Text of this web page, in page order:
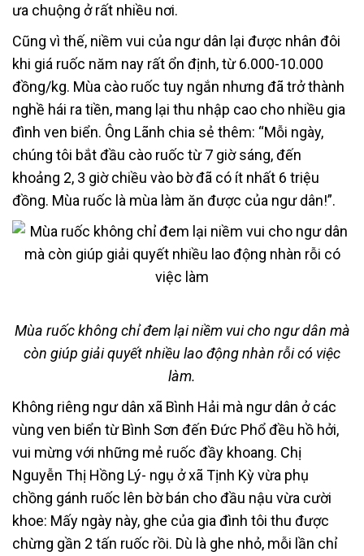
ưa chuộng ở rất nhiều nơi.
Cũng vì thế, niềm vui của ngư dân lại được nhân đôi
khi giá ruốc năm nay rất ổn định, từ 6.000-10.000
đồng/kg. Mùa cào ruốc tuy ngắn nhưng đã trở thành
nghề hái ra tiền, mang lại thu nhập cao cho nhiều gia
đình ven biển. Ông Lãnh chia sẻ thêm: “Mỗi ngày,
chúng tôi bắt đầu cào ruốc từ 7 giờ sáng, đến
khoảng 2, 3 giờ chiều vào bờ đã có ít nhất 6 triệu
đồng. Mùa ruốc là mùa làm ăn được của ngư dân!”.
Mùa ruốc không chỉ đem lại niềm vui cho ngư dân mà
còn giúp giải quyết nhiều lao động nhàn rỗi có việc
làm.
Không riêng ngư dân xã Bình Hải mà ngư dân ở các
vùng ven biển từ Bình Sơn đến Đức Phổ đều hồ hởi,
vui mừng với những mẻ ruốc đầy khoang. Chị
Nguyễn Thị Hồng Lý- ngụ ở xã Tịnh Kỳ vừa phụ
chồng gánh ruốc lên bờ bán cho đầu nậu vừa cười
khoe: Mấy ngày này, ghe của gia đình tôi thu được
chừng gần 2 tấn ruốc rồi. Dù là ghe nhỏ, mỗi lần chỉ